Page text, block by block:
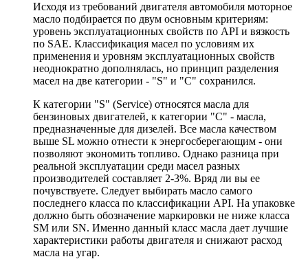
Исходя из требований двигателя автомобиля моторное
масло подбирается по двум основным критериям:
уровень эксплуатационных свойств по API и вязкость
по SAE. Классификация масел по условиям их
применения и уровням эксплуатационных свойств
неоднократно дополнялась, но принцип разделения
масел на две категории - "S" и "С" сохранился.
К категории "S" (Service) относятся масла для
бензиновых двигателей, к категории "С" - масла,
предназначенные для дизелей. Все масла качеством
выше SL можно отнести к энергосберегающим - они
позволяют экономить топливо. Однако разница при
реальной эксплуатации среди масел разных
производителей составляет 2-3%. Вряд ли вы ее
почувствуете. Следует выбирать масло самого
последнего класса по классификации API. На упаковке
должно быть обозначение маркировки не ниже класса
SM или SN. Именно данный класс масла дает лучшие
характеристики работы двигателя и снижают расход
масла на угар.